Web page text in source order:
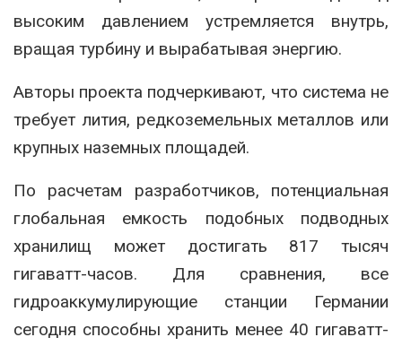
высоким давлением устремляется внутрь,
вращая турбину и вырабатывая энергию.
Авторы проекта подчеркивают, что система не
требует лития, редкоземельных металлов или
крупных наземных площадей.
По расчетам разработчиков, потенциальная
глобальная емкость подобных подводных
хранилищ может достигать 817 тысяч
гигаватт-часов. Для сравнения, все
гидроаккумулирующие станции Германии
сегодня способны хранить менее 40 гигаватт-